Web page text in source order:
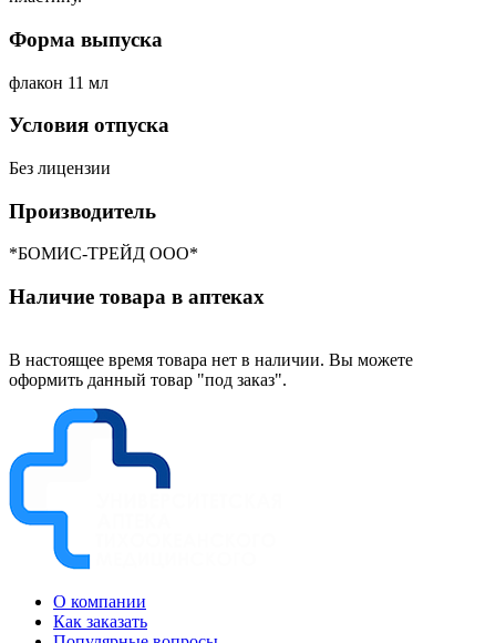
Форма выпуска
флакон 11 мл
Условия отпуска
Без лицензии
Производитель
*БОМИС-ТРЕЙД ООО*
Наличие товара в аптеках
В настоящее время товара нет в наличии. Вы можете
оформить данный товар "под заказ".
О компании
Как заказать